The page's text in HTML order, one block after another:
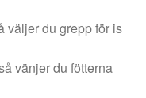
väljer du grepp för is
vänjer du fötterna